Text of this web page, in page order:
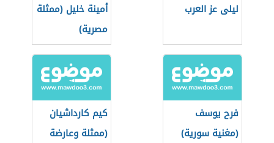
ليلى عز العرب
أمينة خليل (ممثلة
مصرية)
فرح يوسف
(مغنية سورية)
كيم كارداشيان
(ممثلة وعارضة